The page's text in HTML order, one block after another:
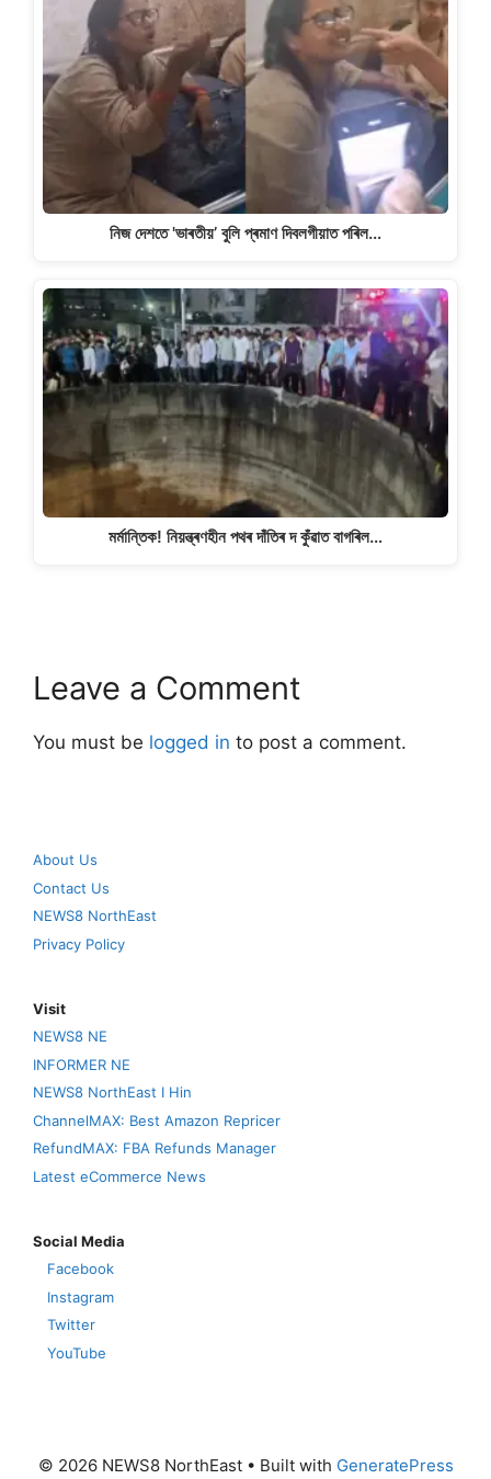
নিজ দেশতে 'ভাৰতীয়’ বুলি প্ৰমাণ দিবলগীয়াত পৰিল…
মৰ্মান্তিক! নিয়ন্ত্ৰণহীন পথৰ দাঁতিৰ দ কুঁৱাত বাগৰিল…
Leave a Comment
You must be logged in to post a comment.
About Us
Contact Us
NEWS8 NorthEast
Privacy Policy
Visit
NEWS8 NE
INFORMER NE
NEWS8 NorthEast I Hin
ChannelMAX: Best Amazon Repricer
RefundMAX: FBA Refunds Manager
Latest eCommerce News
Social Media
Facebook
Instagram
Twitter
YouTube
© 2026 NEWS8 NorthEast• Built with GeneratePress